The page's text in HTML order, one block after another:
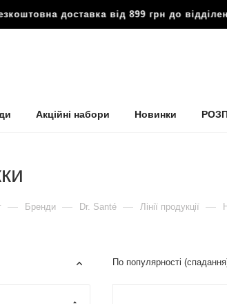
доставка від 899 грн до
Акційні набори Новинки
— Бренди — Dr. Santé — Лінії продукції —
По популярності